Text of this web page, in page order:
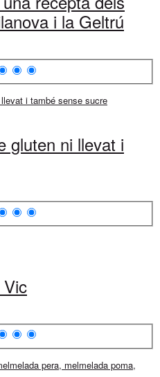
i la Geltrú
gluten ni llevat i